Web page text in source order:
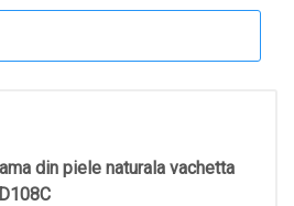
din piele naturala vachetta